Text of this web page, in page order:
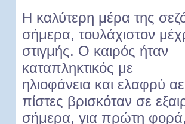
Η καλύτερη μέρα της
σήμερα, τουλάχιστον
στιγμής. Ο καιρός ήταν
καταπληκτικός με
ηλιοφάνεια και ελαφρύ
πίστες βρισκόταν σε
σήμερα, για πρώτη